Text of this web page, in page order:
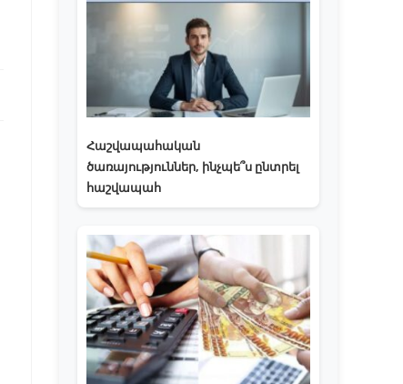
Հաշվապահական
ծառայություններ, ինչպե՞ս ընտրել
հաշվապահ